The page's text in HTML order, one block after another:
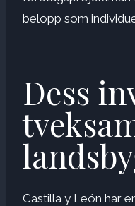
belopp som
Dess
Castilla y León har